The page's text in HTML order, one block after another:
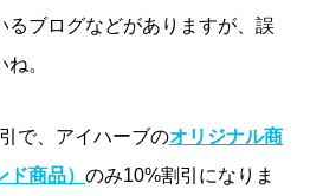
るブログなどがありますが、誤
。
で、アイハーブのオリジナル商
商品） のみ10%割引になりま